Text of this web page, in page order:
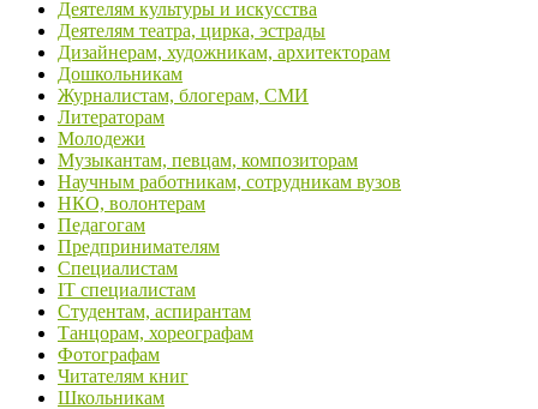
Деятелям культуры и искусства
Деятелям театра, цирка, эстрады
Дизайнерам, художникам, архитекторам
Дошкольникам
Журналистам, блогерам, СМИ
Литераторам
Молодежи
Музыкантам, певцам, композиторам
Научным работникам, сотрудникам вузов
НКО, волонтерам
Педагогам
Предпринимателям
Специалистам
IT специалистам
Студентам, аспирантам
Танцорам, хореографам
Фотографам
Читателям книг
Школьникам